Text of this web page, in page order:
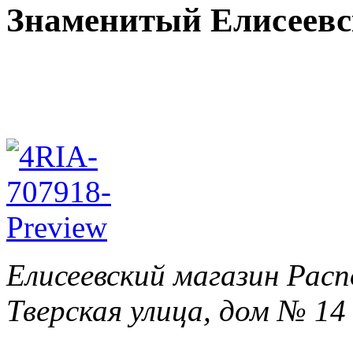
Знаменитый
Елисеевский магазин
Тверская улица, дом № 14